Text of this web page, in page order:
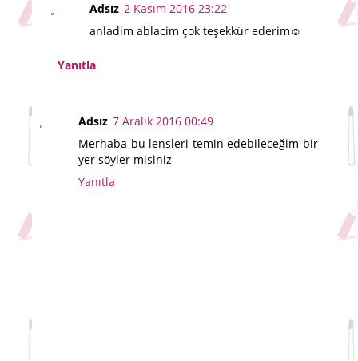
Adsız 2 Kasım 2016 23:22
anladim ablacim çok teşekkür ederim☺️
Yanıtla
Adsız 7 Aralık 2016 00:49
Merhaba bu lensleri temin edebileceğim bir
yer söyler misiniz
Yanıtla